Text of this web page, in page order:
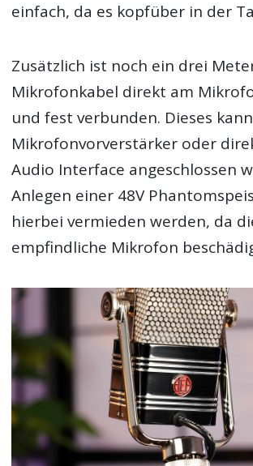
einfach, da es kopfüber in der
Zusätzlich ist noch ein drei
Mikrofonkabel direkt am
und fest verbunden. Dieses
Mikrofonvorverstärker oder
Audio Interface angeschlossen
Anlegen einer 48V
hierbei vermieden werden, da
empfindliche Mikrofon